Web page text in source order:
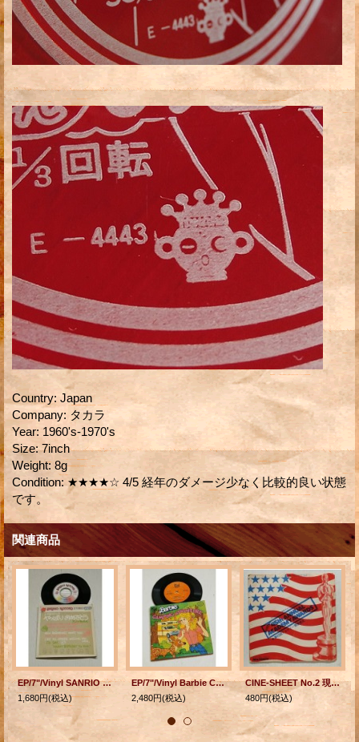
Country: Japan
Company: タカラ
Year: 1960's-1970's
Size: 7inch
Weight: 8g
Condition: ★★★★☆ 4/5 経年のダメージ少なく比較的良い状態
です。
関連商品
EP/7"/Vinyl SANRIO RECORD やっぱりおめでとう -お誕生日に- 大人になったら 作詩/作曲 小椋桂 ボーカル 女性(表記ナシ）
1,680円(税込)
EP/7"/Vinyl Barbie CAMPING ADVENTURE バービー キャンピング・アドベンチャー SEE HEAR READ レコード付ストーリー塗り絵本 (1981) Kid STUFF RECORDS
2,480円(税込)
CINE-SHEET No.2 現地録音！ 45th ANNUAL ACADEMY AWARDS ★第45回アカデミー賞授賞式 ROADSHOW ロードショー 7月号 第1付録 (1973)
480円(税込)